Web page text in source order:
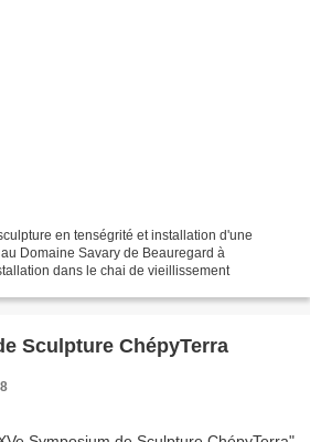
en tenségrité et installation d'une
Domaine Savary de Beauregard à
dans le chai de vieillissement
XVe Symposium de Sculpture ChépyTerra